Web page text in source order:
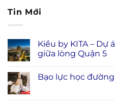
Tin Mới
Kiều by KITA – Dự
giữa lòng Quận 5
Bạo lực học